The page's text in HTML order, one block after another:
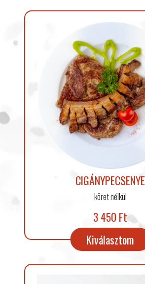
CIGÁNYPECSENYE
köret nélkül
3 450 Ft
Kiválasztom